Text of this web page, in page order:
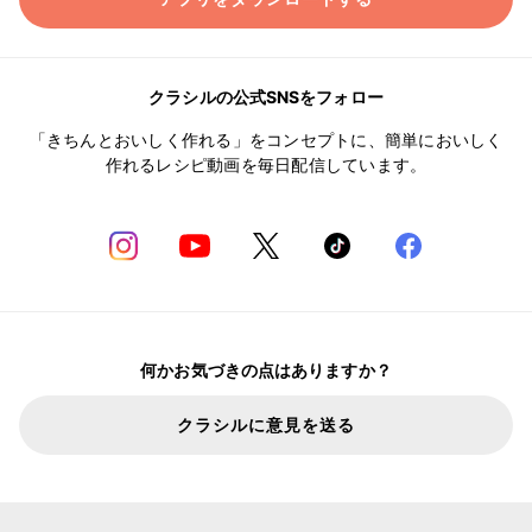
クラシルの公式SNSをフォロー
「きちんとおいしく作れる」をコンセプトに、簡単においしく
作れるレシピ動画を毎日配信しています。
何かお気づきの点はありますか？
クラシルに意見を送る